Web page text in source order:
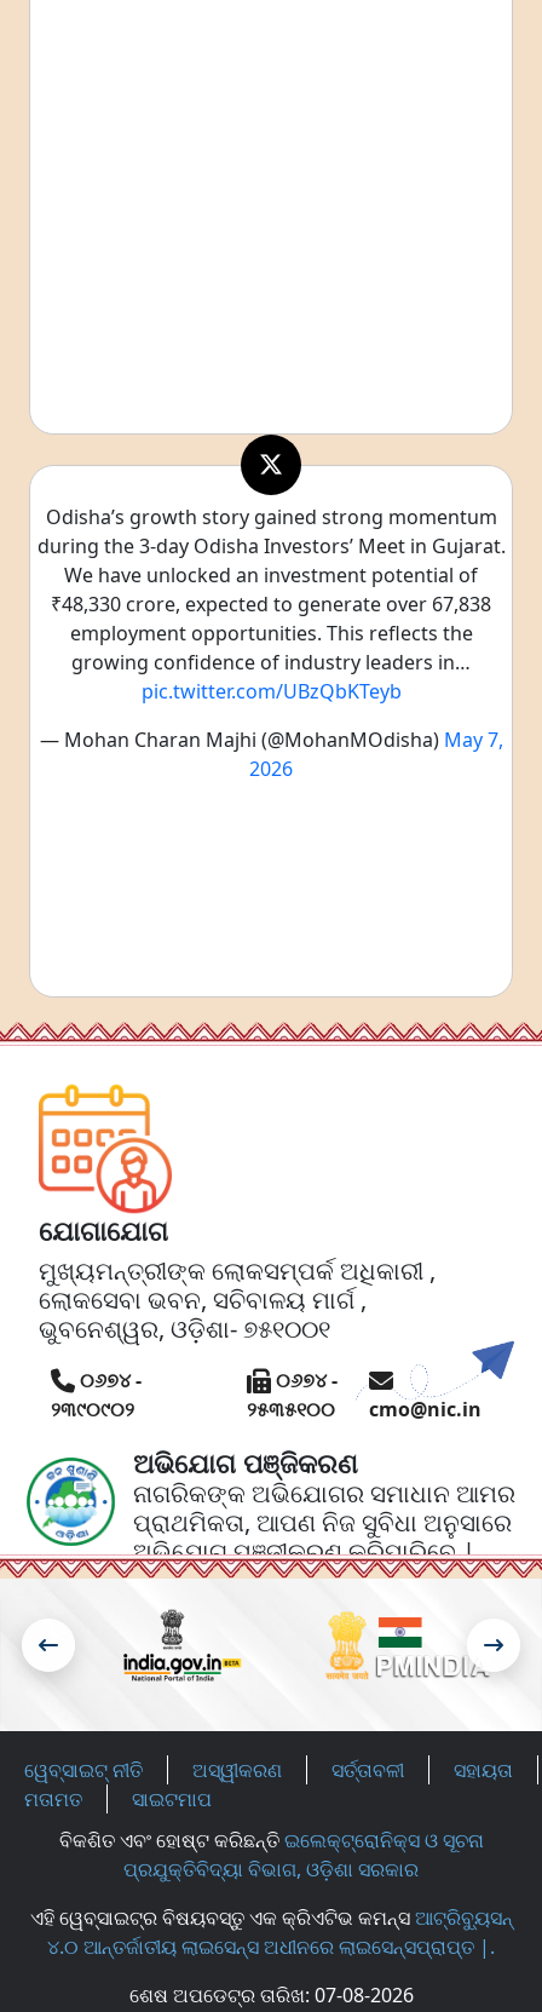
Odisha’s growth story gained strong momentum
during the 3-day Odisha Investors’ Meet in Gujarat.
We have unlocked an investment potential of
₹48,330 crore, expected to generate over 67,838
employment opportunities. This reflects the
growing confidence of industry leaders in…
pic.twitter.com/UBzQbKTeyb
— Mohan Charan Majhi (@MohanMOdisha) May 7,
2026
ଯୋଗାଯୋଗ
ମୁଖ୍ୟମନ୍ତ୍ରୀଙ୍କ ଲୋକସମ୍ପର୍କ ଅଧିକାରୀ ,
ଲୋକସେବା ଭବନ, ସଚିବାଳୟ ମାର୍ଗ ,
ଭୁବନେଶ୍ୱର, ଓଡ଼ିଶା- ୭୫୧୦୦୧
୦୬୭୪ -
୨୩୯୦୯୦୨
୦୬୭୪ -
୨୫୩୫୧୦୦
cmo@nic.in
ଅଭିଯୋଗ ପଞ୍ଜିକରଣ
ନାଗରିକଙ୍କ ଅଭିଯୋଗର ସମାଧାନ ଆମର
ପ୍ରାଥମିକତା, ଆପଣ ନିଜ ସୁବିଧା ଅନୁସାରେ
ଅଭିଯୋଗ ପଞ୍ଜୀକରଣ କରିପାରିବେ |
Footer Menu
ୱେବ୍‍ସାଇଟ୍‍ ନୀତି ଅସ୍ୱୀକରଣ ସର୍ତ୍ତାବଳୀ
ସହାୟତା
ମତାମତ
ସାଇଟମାପ
ବିକଶିତ ଏବଂ ହୋଷ୍ଟ କରିଛନ୍ତିଇଲେକ୍ଟ୍ରୋନିକ୍ସ ଓ ସୂଚନା
ପ୍ରଯୁକ୍ତିବିଦ୍ୟା ବିଭାଗ, ଓଡ଼ିଶା ସରକାର
ଏହି ୱେବ୍‍ସାଇଟ୍‍ର ବିଷୟବସ୍ତୁ ଏକ କ୍ରିଏଟିଭ କମନ୍ସଆଟ୍ରିବ୍ୟୁସନ୍
୪.୦ ଆନ୍ତର୍ଜାତୀୟ ଲାଇସେନ୍ସ ଅଧୀନରେ ଲାଇସେନ୍ସପ୍ରାପ୍ତ |.
ଶେଷ ଅପଡେଟ୍‍ର ତାରିଖ: 07-08-2026